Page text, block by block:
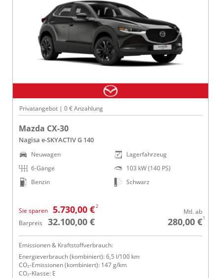
Privatangebot | 0 € Anzahlung
Mazda CX-30
Nagisa e-SKYACTIV G 140
Neuwagen
6-Gänge
Benzin
Lagerfahrzeug
103 kW (140 PS)
Schwarz
Sie sparen 5.730,00 €2
Barpreis 32.100,00 €
Mtl. ab
280,00 €1
Emissionen & Kraftstoffverbrauch:
Energieverbrauch (kombiniert): 6,5 l/100 km
CO₂-Emissionen (kombiniert): 147 g/km
CO₂-Klasse: E